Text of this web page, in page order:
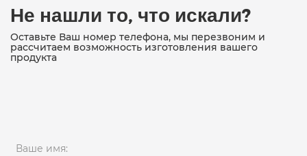
Не нашли то, что искали?
Оставьте Ваш номер телефона, мы перезвоним и
рассчитаем возможность изготовления вашего
продукта
Ваше имя: